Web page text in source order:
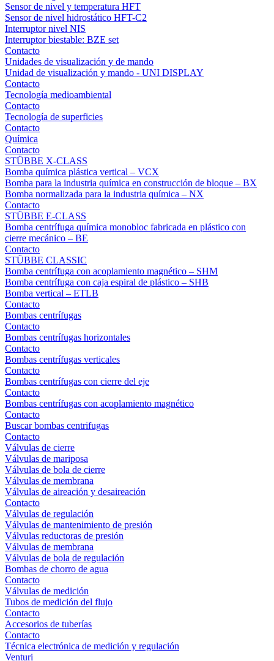
Sensor de nivel y temperatura HFT
Sensor de nivel hidrostático HFT-C2
Interruptor nivel NIS
Interruptor biestable: BZE set
Contacto
Unidades de visualización y de mando
Unidad de visualización y mando - UNI DISPLAY
Contacto
Tecnología medioambiental
Contacto
Tecnología de superficies
Contacto
Química
Contacto
STÜBBE X-CLASS
Bomba química plástica vertical – VCX
Bomba para la industria química en construcción de bloque – BX
Bomba normalizada para la industria química – NX
Contacto
STÜBBE E-CLASS
Bomba centrífuga química monobloc fabricada en plástico con
cierre mecánico – BE
Contacto
STÜBBE CLASSIC
Bomba centrífuga con acoplamiento magnético – SHM
Bomba centrífuga con caja espiral de plástico – SHB
Bomba vertical – ETLB
Contacto
Bombas centrífugas
Contacto
Bombas centrífugas horizontales
Contacto
Bombas centrífugas verticales
Contacto
Bombas centrífugas con cierre del eje
Contacto
Bombas centrífugas con acoplamiento magnético
Contacto
Buscar bombas centrifugas
Contacto
Válvulas de cierre
Válvulas de mariposa
Válvulas de bola de cierre
Válvulas de membrana
Válvulas de aireación y desaireación
Contacto
Válvulas de regulación
Válvulas de mantenimiento de presión
Válvulas reductoras de presión
Válvulas de membrana
Válvulas de bola de regulación
Bombas de chorro de agua
Contacto
Válvulas de medición
Tubos de medición del flujo
Contacto
Accesorios de tuberías
Contacto
Técnica electrónica de medición y regulación
Venturi